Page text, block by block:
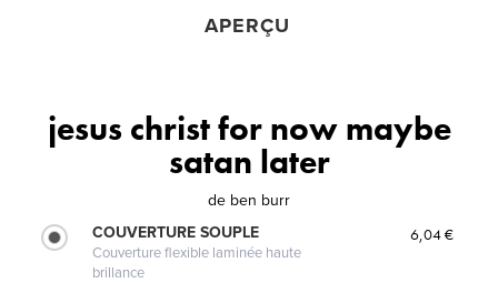
APERÇU
jesus christ for now maybe
satan later
de ben burr
COUVERTURE SOUPLE
Couverture flexible laminée haute
brillance
6,04 €